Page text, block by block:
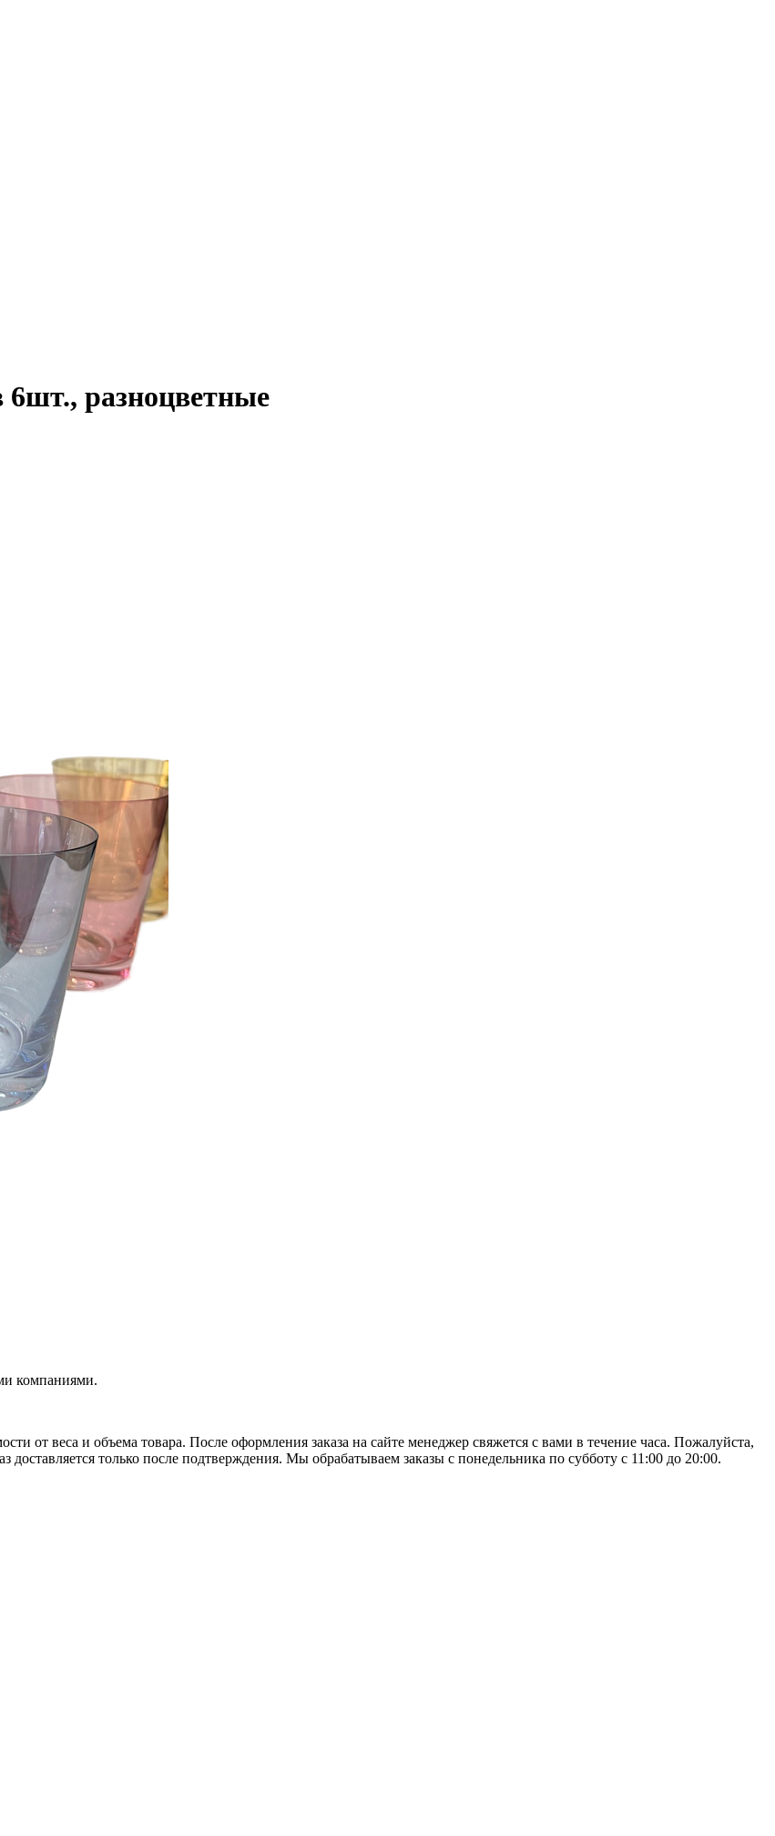
разноцветные
компаниями.
от веса и объема товара. После оформления заказа на сайте менеджер свяжется с вами в течение часа. Пожалуйста,
только после подтверждения. Мы обрабатываем заказы с понедельника по субботу с 11:00 до 20:00.